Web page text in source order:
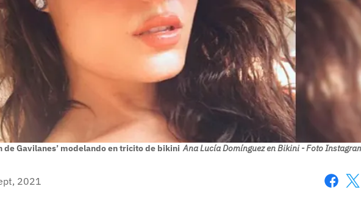
de Gavilanes’ modelando en tricito de bikini Ana Lucía Domínguez en Bikini - Foto
2021